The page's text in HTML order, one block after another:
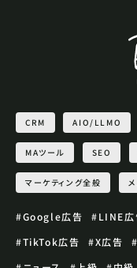
CRM AIO/LLMO
MAツール SEO
マーケティング全般
#Google広告 #LINE広
#TikTok広告
#X広告